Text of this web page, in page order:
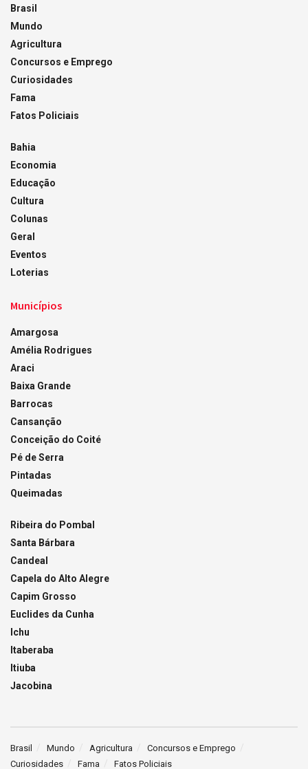
Brasil
Mundo
Agricultura
Concursos e Emprego
Curiosidades
Fama
Fatos Policiais
Bahia
Economia
Educação
Cultura
Colunas
Geral
Eventos
Loterias
Municípios
Amargosa
Amélia Rodrigues
Araci
Baixa Grande
Barrocas
Cansanção
Conceição do Coité
Pé de Serra
Pintadas
Queimadas
Ribeira do Pombal
Santa Bárbara
Candeal
Capela do Alto Alegre
Capim Grosso
Euclides da Cunha
Ichu
Itaberaba
Itiuba
Jacobina
Brasil Mundo Agricultura
Concursos e Emprego
Curiosidades
Fama Fatos Policiais